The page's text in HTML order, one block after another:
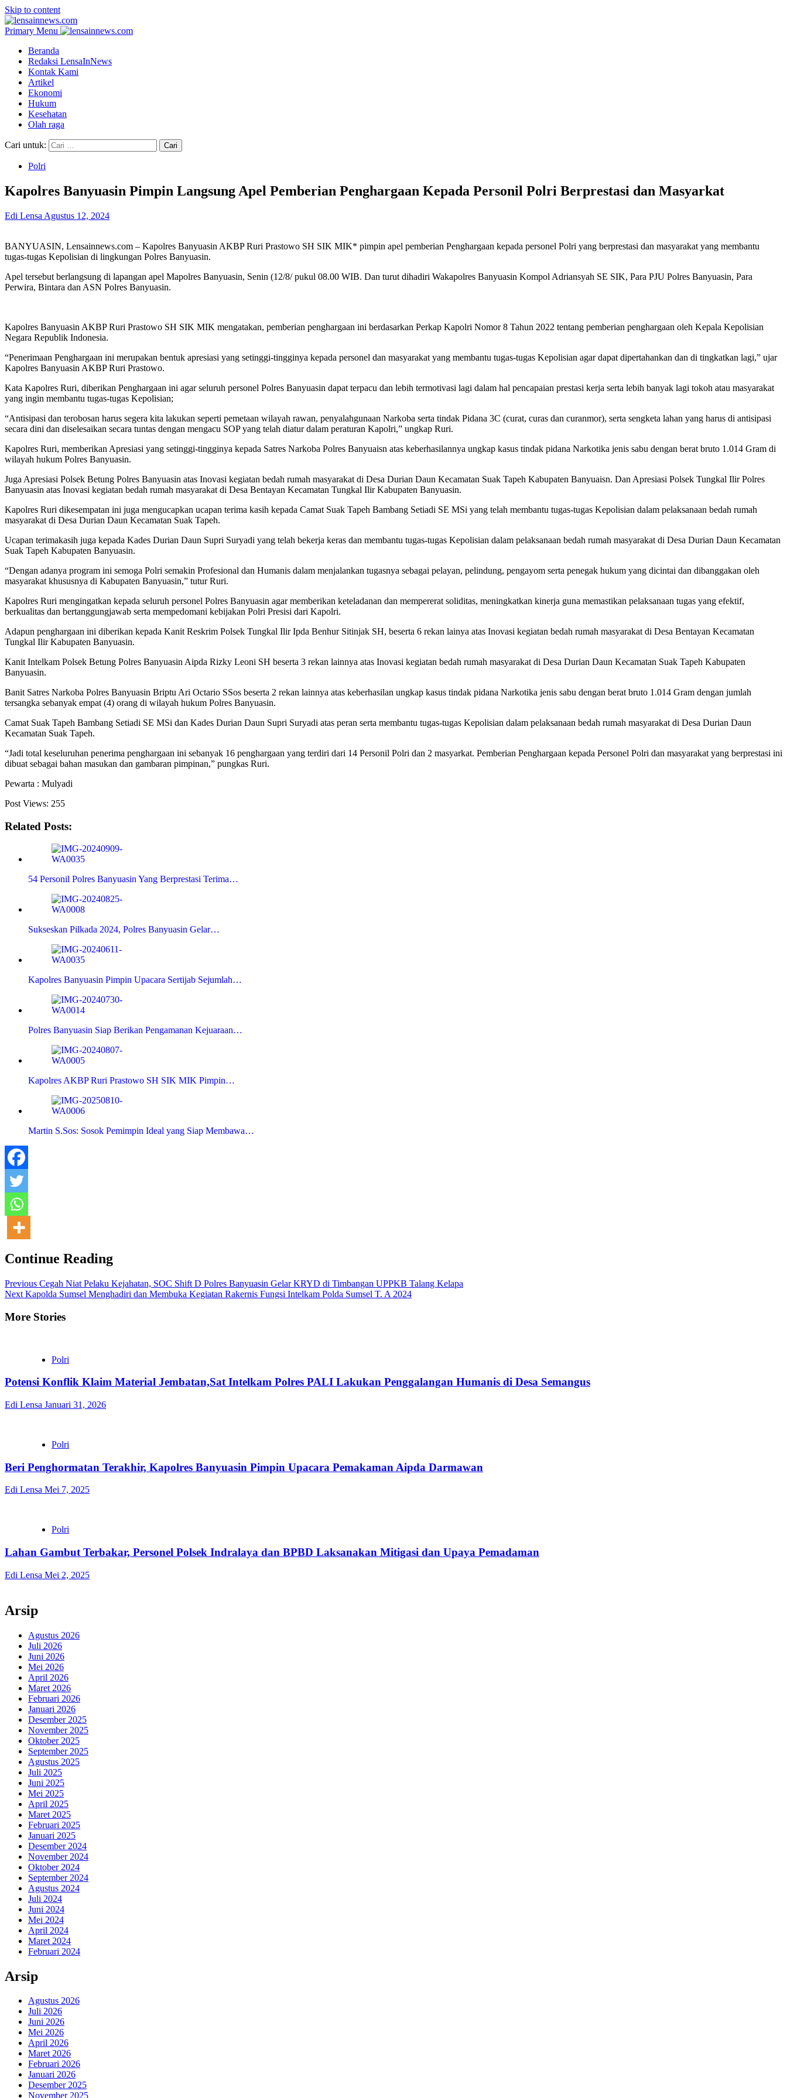
Skip to content
Primary Menu
Beranda
Redaksi LensaInNews
Kontak Kami
Artikel
Ekonomi
Hukum
Kesehatan
Olah raga
Cari untuk:
Polri
Kapolres Banyuasin Pimpin Langsung Apel Pemberian Penghargaan Kepada Personil Polri Berprestasi dan Masyarkat
Edi Lensa Agustus 12, 2024
BANYUASIN, Lensainnews.com – Kapolres Banyuasin AKBP Ruri Prastowo SH SIK MIK* pimpin apel pemberian Penghargaan kepada personel Polri yang berprestasi dan masyarakat yang membantu
tugas-tugas Kepolisian di lingkungan Polres Banyuasin.
Apel tersebut berlangsung di lapangan apel Mapolres Banyuasin, Senin (12/8/ pukul 08.00 WIB. Dan turut dihadiri Wakapolres Banyuasin Kompol Adriansyah SE SIK, Para PJU Polres Banyuasin, Para
Perwira, Bintara dan ASN Polres Banyuasin.
Kapolres Banyuasin AKBP Ruri Prastowo SH SIK MIK mengatakan, pemberian penghargaan ini berdasarkan Perkap Kapolri Nomor 8 Tahun 2022 tentang pemberian penghargaan oleh Kepala Kepolisian
Negara Republik Indonesia.
“Penerimaan Penghargaan ini merupakan bentuk apresiasi yang setinggi-tingginya kepada personel dan masyarakat yang membantu tugas-tugas Kepolisian agar dapat dipertahankan dan di tingkatkan lagi,” ujar
Kapolres Banyuasin AKBP Ruri Prastowo.
Kata Kapolres Ruri, diberikan Penghargaan ini agar seluruh personel Polres Banyuasin dapat terpacu dan lebih termotivasi lagi dalam hal pencapaian prestasi kerja serta lebih banyak lagi tokoh atau masyarakat
yang ingin membantu tugas-tugas Kepolisian;
“Antisipasi dan terobosan harus segera kita lakukan seperti pemetaan wilayah rawan, penyalahgunaan Narkoba serta tindak Pidana 3C (curat, curas dan curanmor), serta sengketa lahan yang harus di antisipasi
secara dini dan diselesaikan secara tuntas dengan mengacu SOP yang telah diatur dalam peraturan Kapolri,” ungkap Ruri.
Kapolres Ruri, memberikan Apresiasi yang setinggi-tingginya kepada Satres Narkoba Polres Banyuaisn atas keberhasilannya ungkap kasus tindak pidana Narkotika jenis sabu dengan berat bruto 1.014 Gram di
wilayah hukum Polres Banyuasin.
Juga Apresiasi Polsek Betung Polres Banyuasin atas Inovasi kegiatan bedah rumah masyarakat di Desa Durian Daun Kecamatan Suak Tapeh Kabupaten Banyuaisn. Dan Apresiasi Polsek Tungkal Ilir Polres
Banyuasin atas Inovasi kegiatan bedah rumah masyarakat di Desa Bentayan Kecamatan Tungkal Ilir Kabupaten Banyuasin.
Kapolres Ruri dikesempatan ini juga mengucapkan ucapan terima kasih kepada Camat Suak Tapeh Bambang Setiadi SE MSi yang telah membantu tugas-tugas Kepolisian dalam pelaksanaan bedah rumah
masyarakat di Desa Durian Daun Kecamatan Suak Tapeh.
Ucapan terimakasih juga kepada Kades Durian Daun Supri Suryadi yang telah bekerja keras dan membantu tugas-tugas Kepolisian dalam pelaksanaan bedah rumah masyarakat di Desa Durian Daun Kecamatan
Suak Tapeh Kabupaten Banyuasin.
“Dengan adanya program ini semoga Polri semakin Profesional dan Humanis dalam menjalankan tugasnya sebagai pelayan, pelindung, pengayom serta penegak hukum yang dicintai dan dibanggakan oleh
masyarakat khususnya di Kabupaten Banyuasin,” tutur Ruri.
Kapolres Ruri mengingatkan kepada seluruh personel Polres Banyuasin agar memberikan keteladanan dan mempererat soliditas, meningkatkan kinerja guna memastikan pelaksanaan tugas yang efektif,
berkualitas dan bertanggungjawab serta mempedomani kebijakan Polri Presisi dari Kapolri.
Adapun penghargaan ini diberikan kepada Kanit Reskrim Polsek Tungkal Ilir Ipda Benhur Sitinjak SH, beserta 6 rekan lainya atas Inovasi kegiatan bedah rumah masyarakat di Desa Bentayan Kecamatan
Tungkal Ilir Kabupaten Banyuasin.
Kanit Intelkam Polsek Betung Polres Banyuasin Aipda Rizky Leoni SH beserta 3 rekan lainnya atas Inovasi kegiatan bedah rumah masyarakat di Desa Durian Daun Kecamatan Suak Tapeh Kabupaten
Banyuasin.
Banit Satres Narkoba Polres Banyuasin Briptu Ari Octario SSos beserta 2 rekan lainnya atas keberhasilan ungkap kasus tindak pidana Narkotika jenis sabu dengan berat bruto 1.014 Gram dengan jumlah
tersangka sebanyak empat (4) orang di wilayah hukum Polres Banyuasin.
Camat Suak Tapeh Bambang Setiadi SE MSi dan Kades Durian Daun Supri Suryadi atas peran serta membantu tugas-tugas Kepolisian dalam pelaksanaan bedah rumah masyarakat di Desa Durian Daun
Kecamatan Suak Tapeh.
“Jadi total keseluruhan penerima penghargaan ini sebanyak 16 penghargaan yang terdiri dari 14 Personil Polri dan 2 masyarkat. Pemberian Penghargaan kepada Personel Polri dan masyarakat yang berprestasi ini
dibuat sebagai bahan masukan dan gambaran pimpinan,” pungkas Ruri.
Pewarta : Mulyadi
Post Views: 255
Related Posts:
54 Personil Polres Banyuasin Yang Berprestasi Terima…
Sukseskan Pilkada 2024, Polres Banyuasin Gelar…
Kapolres Banyuasin Pimpin Upacara Sertijab Sejumlah…
Polres Banyuasin Siap Berikan Pengamanan Kejuaraan…
Kapolres AKBP Ruri Prastowo SH SIK MIK Pimpin…
Martin S.Sos: Sosok Pemimpin Ideal yang Siap Membawa…
Continue Reading
Previous Cegah Niat Pelaku Kejahatan, SOC Shift D Polres Banyuasin Gelar KRYD di Timbangan UPPKB Talang Kelapa
Next Kapolda Sumsel Menghadiri dan Membuka Kegiatan Rakernis Fungsi Intelkam Polda Sumsel T. A 2024
More Stories
Polri
Potensi Konflik Klaim Material Jembatan,Sat Intelkam Polres PALI Lakukan Penggalangan Humanis di Desa Semangus
Edi Lensa Januari 31, 2026
Polri
Beri Penghormatan Terakhir, Kapolres Banyuasin Pimpin Upacara Pemakaman Aipda Darmawan
Edi Lensa Mei 7, 2025
Polri
Lahan Gambut Terbakar, Personel Polsek Indralaya dan BPBD Laksanakan Mitigasi dan Upaya Pemadaman
Edi Lensa Mei 2, 2025
Arsip
Agustus 2026
Juli 2026
Juni 2026
Mei 2026
April 2026
Maret 2026
Februari 2026
Januari 2026
Desember 2025
November 2025
Oktober 2025
September 2025
Agustus 2025
Juli 2025
Juni 2025
Mei 2025
April 2025
Maret 2025
Februari 2025
Januari 2025
Desember 2024
November 2024
Oktober 2024
September 2024
Agustus 2024
Juli 2024
Juni 2024
Mei 2024
April 2024
Maret 2024
Februari 2024
Arsip
Agustus 2026
Juli 2026
Juni 2026
Mei 2026
April 2026
Maret 2026
Februari 2026
Januari 2026
Desember 2025
November 2025